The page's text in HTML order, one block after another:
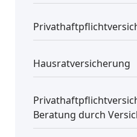
Hausratversicherung
Beratung durch